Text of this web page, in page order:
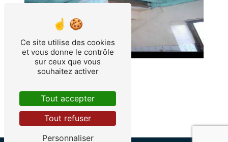
Ce site utilise des cookies
et vous donne le contrôle
sur ceux que vous
souhaitez activer
Tout accepter
Tout refuser
Personnaliser